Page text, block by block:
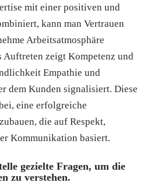
mit einer positiven und
kann man Vertrauen
Arbeitsatmosphäre
Auftreten zeigt Kompetenz und
Empathie und
dem Kunden signalisiert. Diese
eine erfolgreiche
die auf Respekt,
Kommunikation basiert.
gezielte Fragen, um die
zu verstehen.